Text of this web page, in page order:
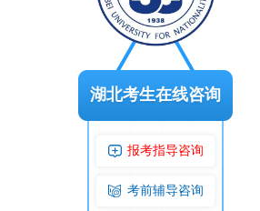
湖北考生在线咨询
报考指导咨询
考前辅导咨询